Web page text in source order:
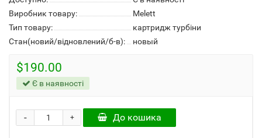
Виробник товару:
Melett
Тип товару:
картридж турбіни
Стан(новий/відновлений/б-в):
новый
$190.00
Є в наявності
+
- До кошика